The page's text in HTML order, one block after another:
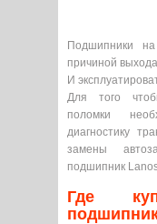
Подшипники
причиной
И
Для того
поломки
диагностику
замены
подшипник
Где